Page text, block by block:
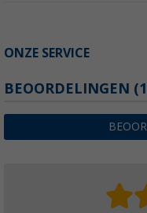
ONZE SERVICE
BEOORDELINGEN